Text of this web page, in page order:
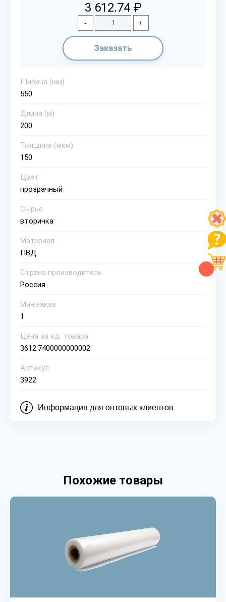
3 612.74 ₽
- +
Заказать
Ширина (мм)
550
Длина (м)
200
Толщина (мкм)
150
Цвет
прозрачный
Сырье
вторичка
Материал
ПВД
Страна производитель
Россия
Мин.заказ
1
Цена за ед. товара:
3612.7400000000002
Артикул:
3922
Информация для оптовых клиентов
Похожие товары